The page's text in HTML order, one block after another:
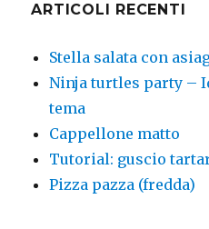
ARTICOLI RECENTI
Stella salata con
Ninja turtles party –
tema
Cappellone matto
Tutorial: guscio
Pizza pazza (fredda)